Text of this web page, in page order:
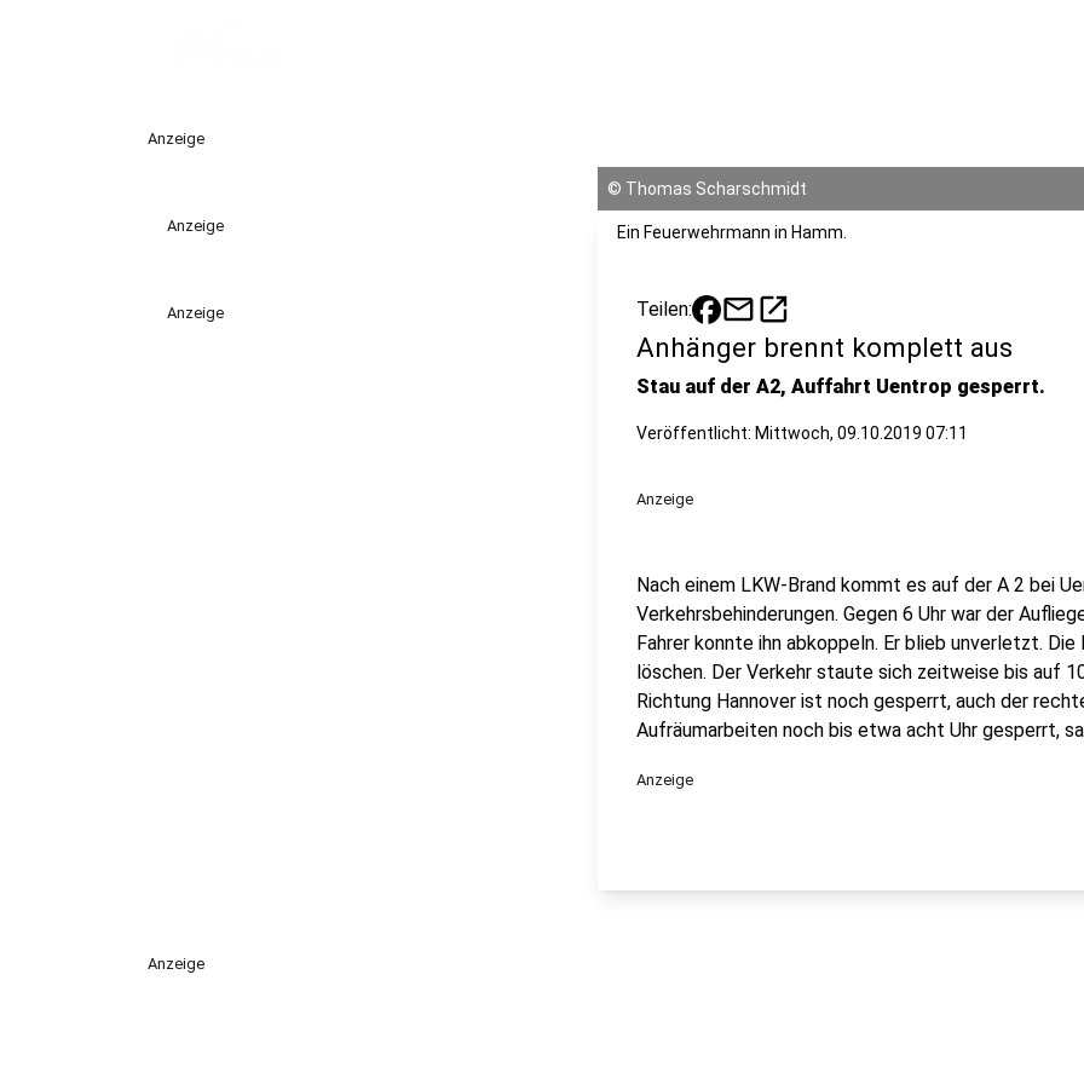
Anzeige
Anzeige
Anzeige
© Thomas Scharschmidt
Ein Feuerwehrmann in Hamm.
Teilen: mailopen_in_new
Anhänger brennt komplett aus
Stau auf der A2, Auffahrt Uentrop gesperrt.
Veröffentlicht: Mittwoch, 09.10.2019 07:11
Anzeige
Nach einem LKW-Brand kommt es auf der A 2 bei
Verkehrsbehinderungen. Gegen 6 Uhr war der
Fahrer konnte ihn abkoppeln. Er blieb unverletzt.
löschen. Der Verkehr staute sich zeitweise bis auf
Richtung Hannover ist noch gesperrt, auch der
Aufräumarbeiten noch bis etwa acht Uhr gesperrt,
Anzeige
Anzeige